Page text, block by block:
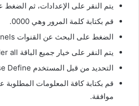
يتم النقر على الإعدادات، ثم الضغط
قم بكتابة كلمة المرور وهي 0000.
الضغط على البحث عن القنوات Search channels.
يتم النقر على خيار جميع الباقة Transponder all.
التحديد من قبل المستخدم Use Define.
قم بكتابة كافة المعلومات المطلوبة
موافقة.